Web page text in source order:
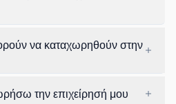
να καταχωρηθούν στην
την επιχείρησή μου